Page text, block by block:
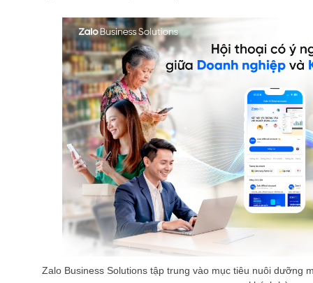
Zalo Business Solutions tập trung vào mục tiêu nuôi dưỡng